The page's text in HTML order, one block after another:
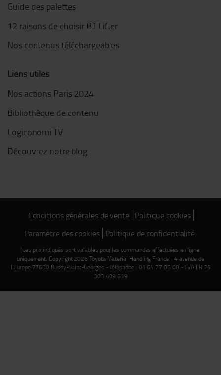
Guide des palettes
12 raisons de choisir BT Lifter
Nos contenus téléchargeables
Liens utiles
Nos actions Paris 2024
Bibliothèque de contenu
Logiconomi TV
Découvrez notre blog
Conditions générales de vente Politique cookies
Paramètre des cookies Politique de confidentialité
Les prix indiqués sont valables pour les commandes effectuées en ligne
uniquement. Copyright 2026 Toyota Material Handling France - 4 avenue de
l'Europe 77600 Bussy-Saint-Georges - Téléphone : 01 64 77 85 00 - TVA FR 75
303 409 619